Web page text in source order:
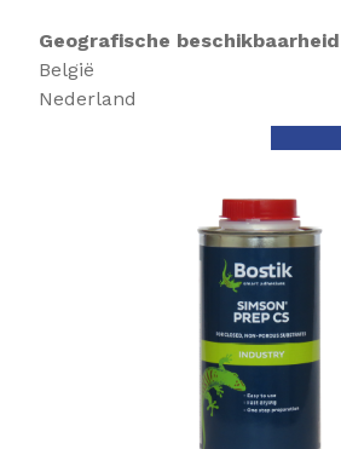
Certificering
Onderdeel van het CE
voor Rockpanel-verlijming.
Geografische beschikbaarheid
België
Nederland